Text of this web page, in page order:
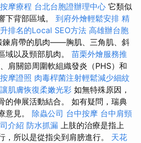
摩療程 台北台胞證辦理中心 它類似
下背部區域。 到府外燴輕鬆安排 精
排名的Local SEO方法 高雄辦台胞
鍊肩帶的肌肉——胸肌、三角肌、斜
以及頸部肌肉。 苗栗外燴服務推
肩關節周圍軟組織發炎（PHS）和
摩證照 肉毒桿菌注射輕鬆減少細紋
肌膚恢復柔嫩光彩 如無特殊原因，
的伸展活動結合。 如有疑問，瑞典
意見。 除蟲公司 台中按摩 台中肩頸
介紹 防水抓漏 上肢的治療是指上
，所以是從指尖到肩膀進行。 天花